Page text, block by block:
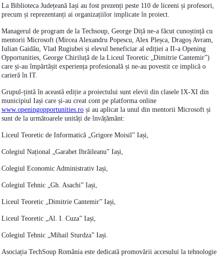
La Biblioteca Județeană Iași au fost prezenți peste 110 de liceeni și profesori,
precum și reprezentanți ai organizațiilor implicate în proiect.
Managerul de program de la Techsoup, George Diță ne-a făcut cunoștință cu
mentorii Microsoft (Mircea Alexandru Popescu, Alex Pleșca, Dragoș Avram,
Iulian Gaidău, Vlad Rugiubei și elevul beneficiar al ediției a II-a Opening
Opportunities, George Chiriluță de la Liceul Teoretic „Dimitrie Cantemir”)
care și-au împărtășit experiența profesională și ne-au povestit ce implică o
carieră în IT.
Grupul-țintă în această ediție a proiectului sunt elevii din clasele IX-XI din
municipiul Iași care și-au creat cont pe platforma online
www.openingopportunities.ro și au aplicat la unul din mentorii Microsoft și
sunt de la următoarele unități de învățământ:
Liceul Teoretic de Informatică „Grigore Moisil” Iași,
Colegiul Național „Garabet Ibrăileanu” Iași,
Colegiul Economic Administrativ Iași,
Colegiul Tehnic „Gh. Asachi” Iași,
Liceul Teoretic „Dimitrie Cantemir” Iași,
Liceul Teoretic „Al. I. Cuza” Iași,
Colegiul Tehnic „Mihail Sturdza” Iași.
Asociația TechSoup România este dedicată promovării accesului la tehnologie